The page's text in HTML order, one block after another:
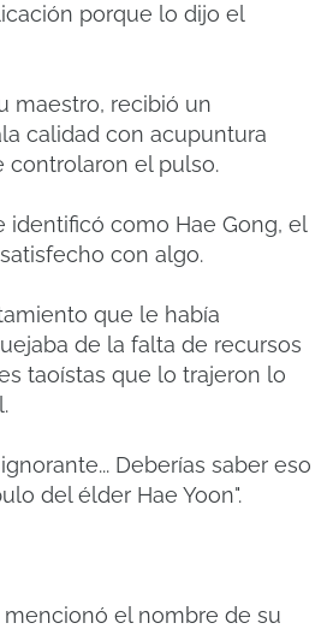
porque lo dijo el
maestro, recibió un
calidad con acupuntura
controlaron el pulso.
identificó como Hae Gong, el
con algo.
que le había
de la falta de recursos
taoístas que lo trajeron lo
Deberías saber eso
del élder Hae Yoon".
el nombre de su